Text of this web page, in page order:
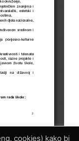
cookies) kako bi